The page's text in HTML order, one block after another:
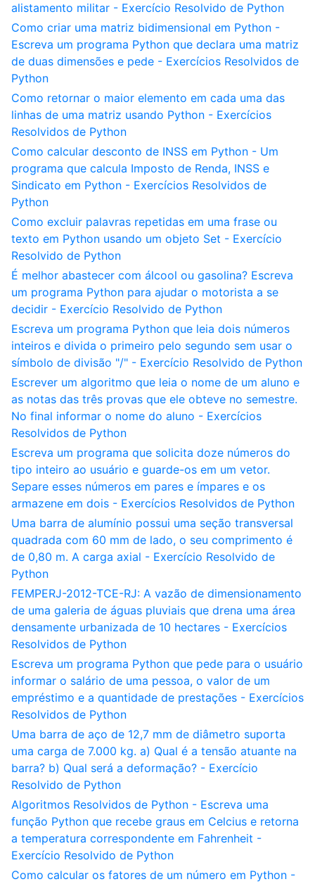
alistamento militar - Exercício Resolvido de Python
Como criar uma matriz bidimensional em Python -
Escreva um programa Python que declara uma matriz
de duas dimensões e pede - Exercícios Resolvidos de
Python
Como retornar o maior elemento em cada uma das
linhas de uma matriz usando Python - Exercícios
Resolvidos de Python
Como calcular desconto de INSS em Python - Um
programa que calcula Imposto de Renda, INSS e
Sindicato em Python - Exercícios Resolvidos de
Python
Como excluir palavras repetidas em uma frase ou
texto em Python usando um objeto Set - Exercício
Resolvido de Python
É melhor abastecer com álcool ou gasolina? Escreva
um programa Python para ajudar o motorista a se
decidir - Exercício Resolvido de Python
Escreva um programa Python que leia dois números
inteiros e divida o primeiro pelo segundo sem usar o
símbolo de divisão "/" - Exercício Resolvido de Python
Escrever um algoritmo que leia o nome de um aluno e
as notas das três provas que ele obteve no semestre.
No final informar o nome do aluno - Exercícios
Resolvidos de Python
Escreva um programa que solicita doze números do
tipo inteiro ao usuário e guarde-os em um vetor.
Separe esses números em pares e ímpares e os
armazene em dois - Exercícios Resolvidos de Python
Uma barra de alumínio possui uma seção transversal
quadrada com 60 mm de lado, o seu comprimento é
de 0,80 m. A carga axial - Exercício Resolvido de
Python
FEMPERJ-2012-TCE-RJ: A vazão de dimensionamento
de uma galeria de águas pluviais que drena uma área
densamente urbanizada de 10 hectares - Exercícios
Resolvidos de Python
Escreva um programa Python que pede para o usuário
informar o salário de uma pessoa, o valor de um
empréstimo e a quantidade de prestações - Exercícios
Resolvidos de Python
Uma barra de aço de 12,7 mm de diâmetro suporta
uma carga de 7.000 kg. a) Qual é a tensão atuante na
barra? b) Qual será a deformação? - Exercício
Resolvido de Python
Algoritmos Resolvidos de Python - Escreva uma
função Python que recebe graus em Celcius e retorna
a temperatura correspondente em Fahrenheit -
Exercício Resolvido de Python
Como calcular os fatores de um número em Python -